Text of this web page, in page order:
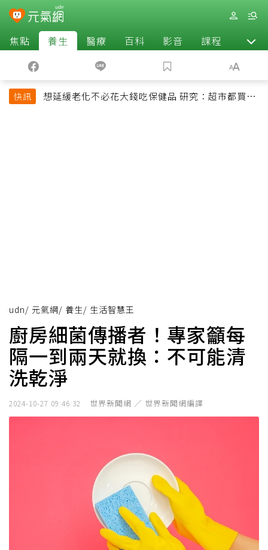
焦點 養生 醫療 百科 影音 課程 退休
快訊
想延緩老化不必花大錢吃保健品 研究：超市都買得
udn/ 元氣網/ 養生/ 生活智慧王
廚房細菌傳播者！專家籲每
隔一到兩天就換：不可能清
洗乾淨
2024-10-27 09:46:32 世界新聞網 ／ 世界新聞網編譯